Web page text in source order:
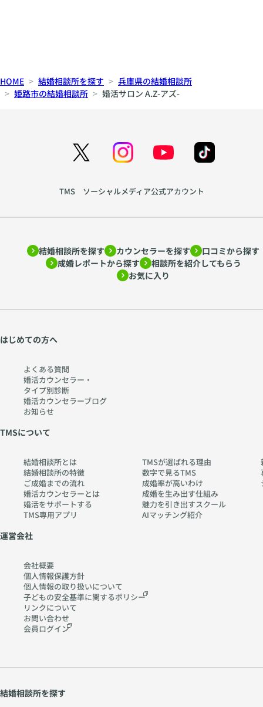
HOME 結婚相談所を探す
兵庫県の結婚相談所
姫路市の結婚相談所
婚活サロン A.Z-アズ-
TMS ソーシャルメディア公式アカウント
結婚相談所を探す カウンセラーを探す
口コミから探す
成婚レポートから探す
相談所を紹介してもらう
お気に入り
はじめての方へ
よくある質問
婚活カウンセラー・
タイプ別診断
婚活カウンセラーブログ
お知らせ
TMSについて
結婚相談所とは
結婚相談所の特徴
ご成婚までの流れ
婚活カウンセラーとは
婚活をサポートする
TMS専用アプリ
TMSが選ばれる理由
数字で見るTMS
成婚率が高いわけ
成婚を生み出す仕組み
魅力を引き出すスクール
AIマッチング紹介
運営会社
会社概要
個人情報保護方針
個人情報の取り扱いについて
子どもの安全基準に関するポリシー
リンクについて
お問い合わせ
会員ログイン
結婚相談所を探す